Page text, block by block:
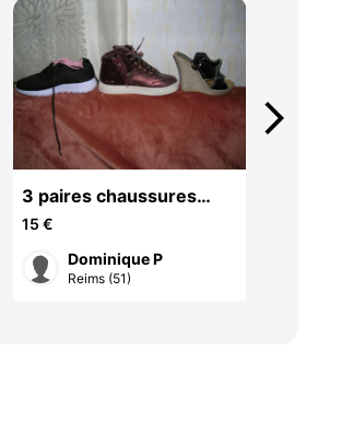
3 paires chaussures
femme, petite pointure
15 €
Dominique P
Reims (51)
arrow_forward_ios